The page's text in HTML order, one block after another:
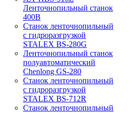
Ленточнопильный станок
400В
Станок ленточнопильный
с гидроразгрузкой
STALEX BS-280G
Ленточнопильный станок
полуавтоматический
Chenlong GS-280
Станок ленточнопильный
с гидроразгрузкой
STALEX BS-712R
Станок ленточнопильный